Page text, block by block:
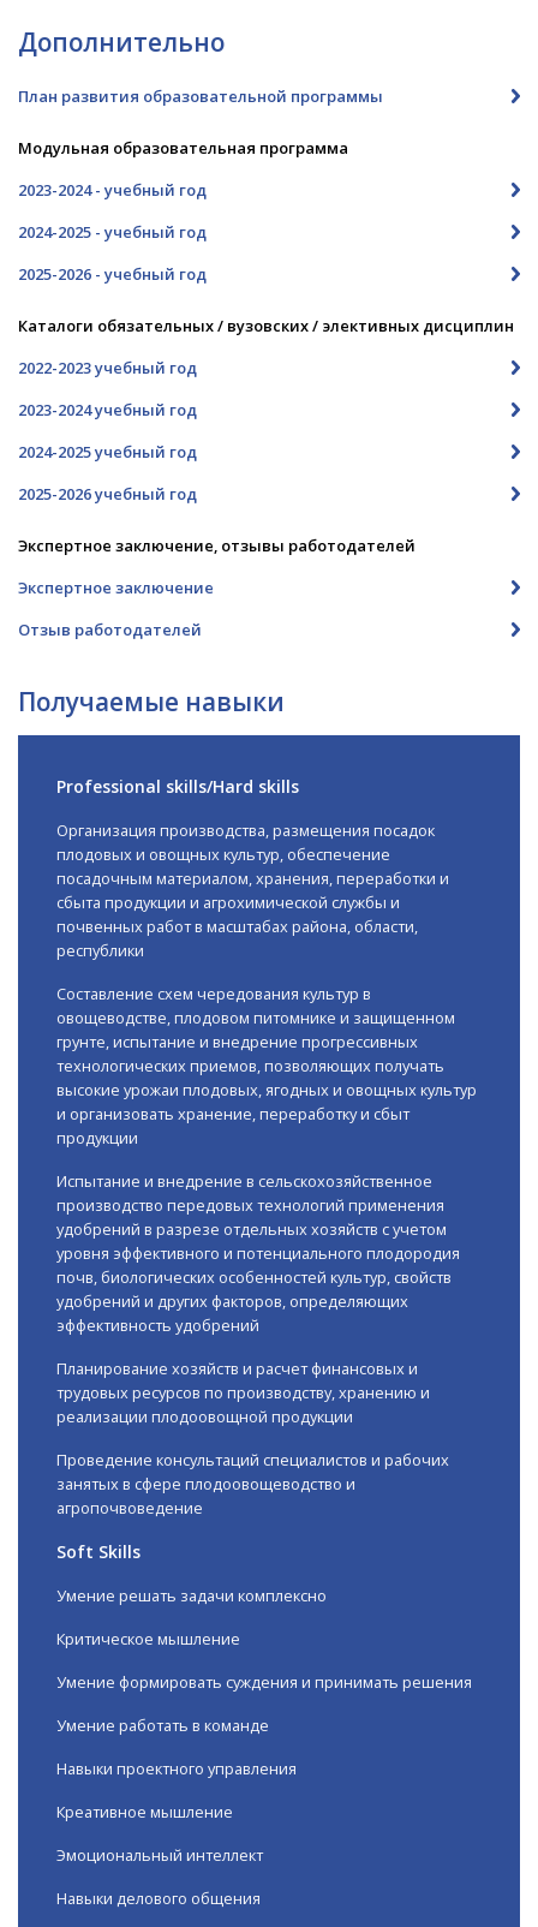
Дополнительно
План развития образовательной программы
Модульная образовательная программа
2023-2024 - учебный год
2024-2025 - учебный год
2025-2026 - учебный год
Каталоги обязательных / вузовских / элективных дисциплин
2022-2023 учебный год
2023-2024 учебный год
2024-2025 учебный год
2025-2026 учебный год
Экспертное заключение, отзывы работодателей
Экспертное заключение
Отзыв работодателей
Получаемые навыки
Professional skills/Hard skills
Организация производства, размещения посадок
плодовых и овощных культур, обеспечение
посадочным материалом, хранения, переработки и
сбыта продукции и агрохимической службы и
почвенных работ в масштабах района, области,
республики
Составление схем чередования культур в
овощеводстве, плодовом питомнике и защищенном
грунте, испытание и внедрение прогрессивных
технологических приемов, позволяющих получать
высокие урожаи плодовых, ягодных и овощных культур
и организовать хранение, переработку и сбыт
продукции
Испытание и внедрение в сельскохозяйственное
производство передовых технологий применения
удобрений в разрезе отдельных хозяйств с учетом
уровня эффективного и потенциального плодородия
почв, биологических особенностей культур, свойств
удобрений и других факторов, определяющих
эффективность удобрений
Планирование хозяйств и расчет финансовых и
трудовых ресурсов по производству, хранению и
реализации плодоовощной продукции
Проведение консультаций специалистов и рабочих
занятых в сфере плодоовощеводство и
агропочвоведение
Soft Skills
Умение решать задачи комплексно
Критическое мышление
Умение формировать суждения и принимать решения
Умение работать в команде
Навыки проектного управления
Креативное мышление
Эмоциональный интеллект
Навыки делового общения